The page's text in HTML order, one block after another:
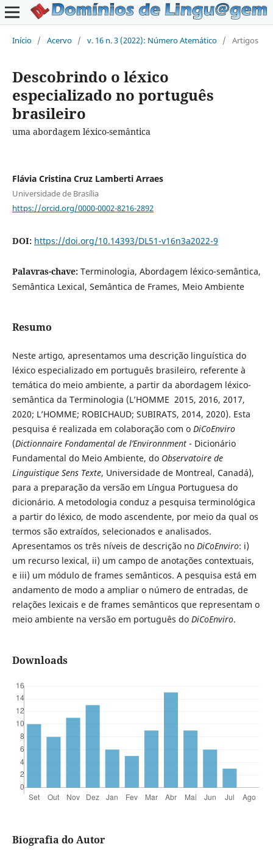
Início / Acervo / v. 16 n. 3 (2022): Número Atemático / Artigos
Descobrindo o léxico
especializado no português
brasileiro
uma abordagem léxico-semântica
Flávia Cristina Cruz Lamberti Arraes
Universidade de Brasília
https://orcid.org/0000-0002-8216-2892
DOI: https://doi.org/10.14393/DL51-v16n3a2022-9
Palavras-chave: Terminologia, Abordagem léxico-semântica,
Semântica Lexical, Semântica de Frames, Meio Ambiente
Resumo
Neste artigo, apresentamos uma descrição linguística do
léxico especializado em português brasileiro, referente à
temática do meio ambiente, a partir da abordagem léxico-
semântica da Terminologia (L’HOMME 2015, 2016, 2017,
2020; L’HOMME; ROBICHAUD; SUBIRATS, 2014, 2020). Esta
pesquisa é realizada em colaboração com o DiCoEnviro
(Dictionnaire Fondamental de l’Environnment- Dicionário
Fundamental do Meio Ambiente, do Observatoire de
Linguistique Sens Texte, Universidade de Montreal, Canadá),
para a preparação da versão em Língua Portuguesa do
dicionário. A metodologia conduz a pesquisa terminológica
a partir do léxico, de modo ascendente, por meio da qual os
termos são extraídos, selecionados e analisados.
Apresentamos os três níveis de descrição no DiCoEnviro: i)
um recurso lexical, ii) um campo de anotações contextuais,
e iii) um módulo de frames semânticos. A pesquisa está em
andamento de modo a ampliar o número de entradas, de
relações lexicais e de frames semânticos que representam o
meio ambiente na versão em português doDiCoEnviro.
Downloads
Biografia do Autor